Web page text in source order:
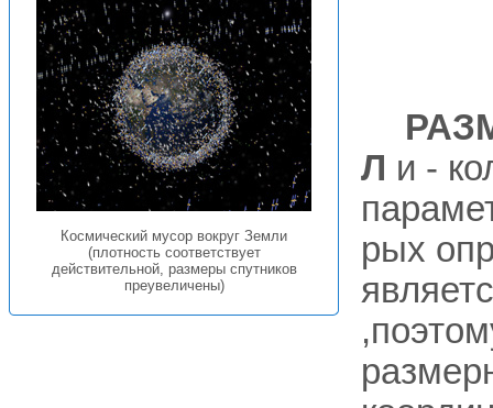
Космический мусор вокруг Земли
(плотность соответствует
действительной, размеры спутников
преувеличены)
Л и -
рых